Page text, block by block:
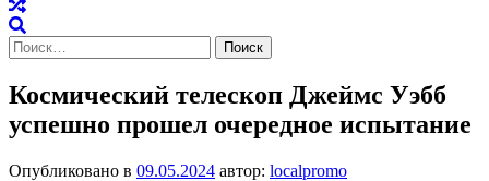
Найти:
Космический телескоп Джеймс Уэбб
успешно прошел очередное испытание
Опубликовано в 09.05.2024 автор: localpromo